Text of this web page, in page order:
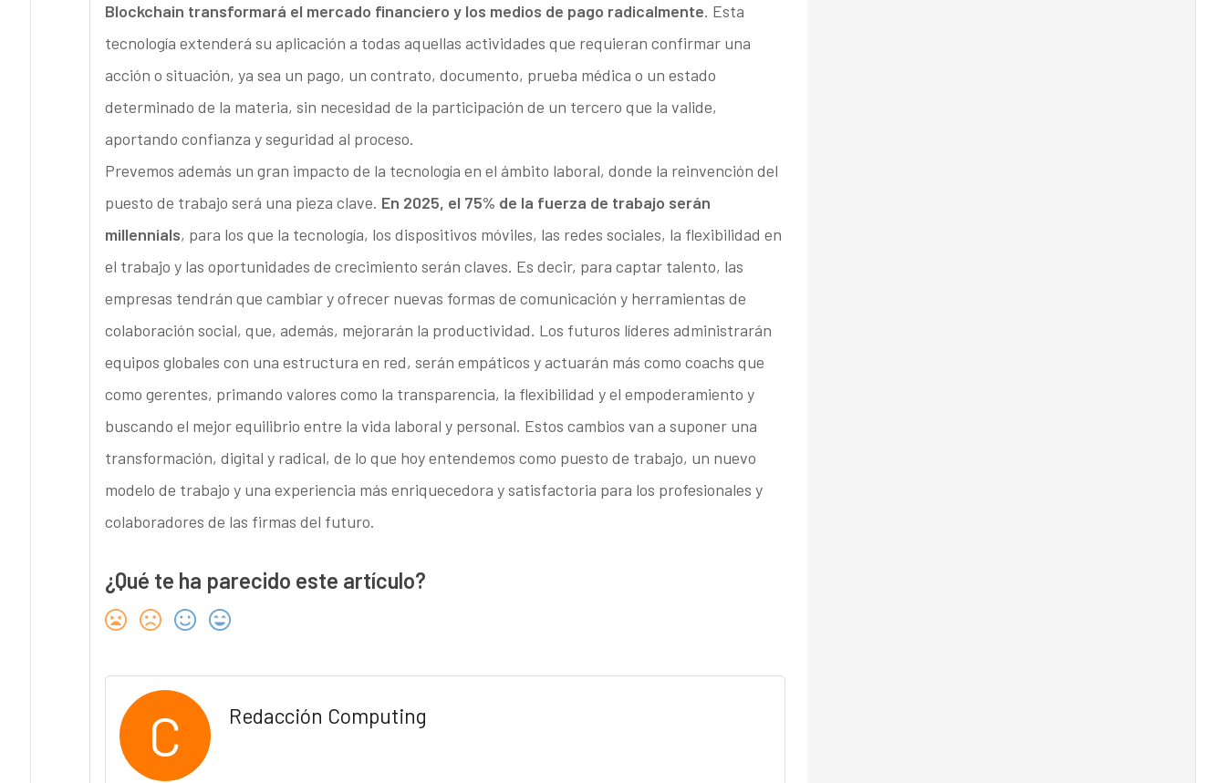
Blockchain transformará el mercado financiero y los medios de pago radicalmente. Esta
tecnología extenderá su aplicación a todas aquellas actividades que requieran confirmar una
acción o situación, ya sea un pago, un contrato, documento, prueba médica o un estado
determinado de la materia, sin necesidad de la participación de un tercero que la valide,
aportando confianza y seguridad al proceso.
Prevemos además un gran impacto de la tecnología en el ámbito laboral, donde la reinvención del
puesto de trabajo será una pieza clave. En 2025, el 75% de la fuerza de trabajo serán
millennials, para los que la tecnología, los dispositivos móviles, las redes sociales, la flexibilidad en
el trabajo y las oportunidades de crecimiento serán claves. Es decir, para captar talento, las
empresas tendrán que cambiar y ofrecer nuevas formas de comunicación y herramientas de
colaboración social, que, además, mejorarán la productividad. Los futuros líderes administrarán
equipos globales con una estructura en red, serán empáticos y actuarán más como coachs que
como gerentes, primando valores como la transparencia, la flexibilidad y el empoderamiento y
buscando el mejor equilibrio entre la vida laboral y personal. Estos cambios van a suponer una
transformación, digital y radical, de lo que hoy entendemos como puesto de trabajo, un nuevo
modelo de trabajo y una experiencia más enriquecedora y satisfactoria para los profesionales y
colaboradores de las firmas del futuro.
¿Qué te ha parecido este artículo?
C Redacción Computing